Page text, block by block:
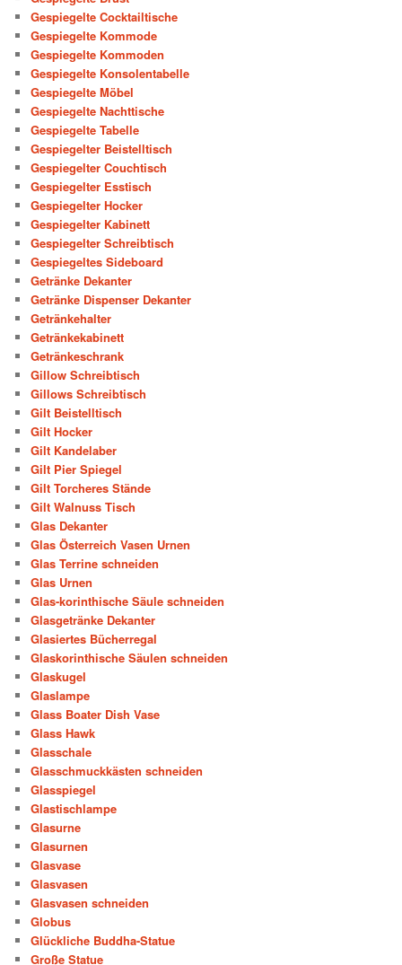
Gespiegelte Cocktailtische
Gespiegelte Kommode
Gespiegelte Kommoden
Gespiegelte Konsolentabelle
Gespiegelte Möbel
Gespiegelte Nachttische
Gespiegelte Tabelle
Gespiegelter Beistelltisch
Gespiegelter Couchtisch
Gespiegelter Esstisch
Gespiegelter Hocker
Gespiegelter Kabinett
Gespiegelter Schreibtisch
Gespiegeltes Sideboard
Getränke Dekanter
Getränke Dispenser Dekanter
Getränkehalter
Getränkekabinett
Getränkeschrank
Gillow Schreibtisch
Gillows Schreibtisch
Gilt Beistelltisch
Gilt Hocker
Gilt Kandelaber
Gilt Pier Spiegel
Gilt Torcheres Stände
Gilt Walnuss Tisch
Glas Dekanter
Glas Österreich Vasen Urnen
Glas Terrine schneiden
Glas Urnen
Glas-korinthische Säule schneiden
Glasgetränke Dekanter
Glasiertes Bücherregal
Glaskorinthische Säulen schneiden
Glaskugel
Glaslampe
Glass Boater Dish Vase
Glass Hawk
Glasschale
Glasschmuckkästen schneiden
Glasspiegel
Glastischlampe
Glasurne
Glasurnen
Glasvase
Glasvasen
Glasvasen schneiden
Globus
Glückliche Buddha-Statue
Große Statue